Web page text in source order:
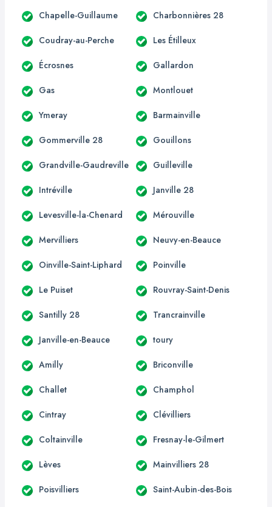
Chapelle-Guillaume Charbonnières 28
Coudray-au-Perche Les Étilleux
Écrosnes Gallardon
Gas Montlouet
Ymeray Barmainville
Gommerville 28 Gouillons
Grandville-Gaudreville Guilleville
Intréville Janville 28
Levesville-la-Chenard Mérouville
Mervilliers Neuvy-en-Beauce
Oinville-Saint-Liphard Poinville
Le Puiset Rouvray-Saint-Denis
Santilly 28 Trancrainville
Janville-en-Beauce toury
Amilly Briconville
Challet Champhol
Cintray Clévilliers
Coltainville Fresnay-le-Gilmert
Lèves Mainvilliers 28
Poisvilliers Saint-Aubin-des-Bois